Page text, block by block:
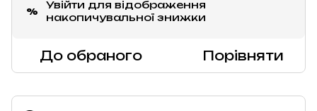
%
Увійти для відображення
накопичувальної знижки
До обраного Порівняти